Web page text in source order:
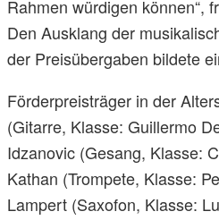
Rahmen würdigen können“,
Den Ausklang der
der Preisübergaben bildete
Förderpreisträger in der
(Gitarre, Klasse: Guillermo
Idzanovic (Gesang, Klasse:
Kathan (Trompete, Klasse:
Lampert (Saxofon, Klasse: